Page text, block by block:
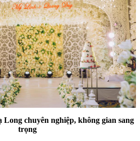
Long chuyên nghiệp, không gian sang
trọng